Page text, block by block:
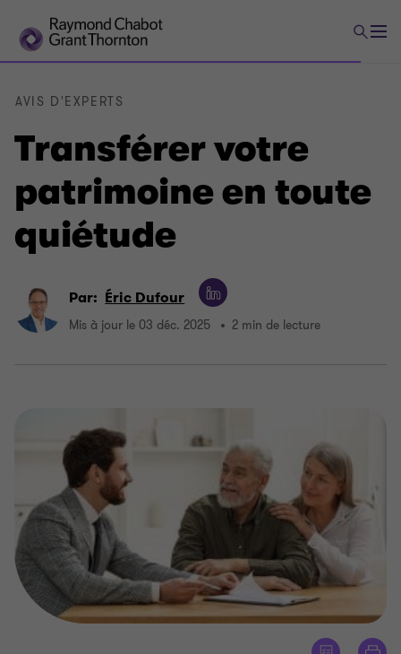
Transférer votre
patrimoine en toute
quiétude
AVIS D'EXPERTS
Par: Éric Dufour
Mis à jour le 03 déc. 2025 2 min de lecture